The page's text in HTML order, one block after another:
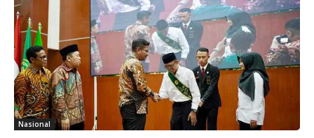
Nasional